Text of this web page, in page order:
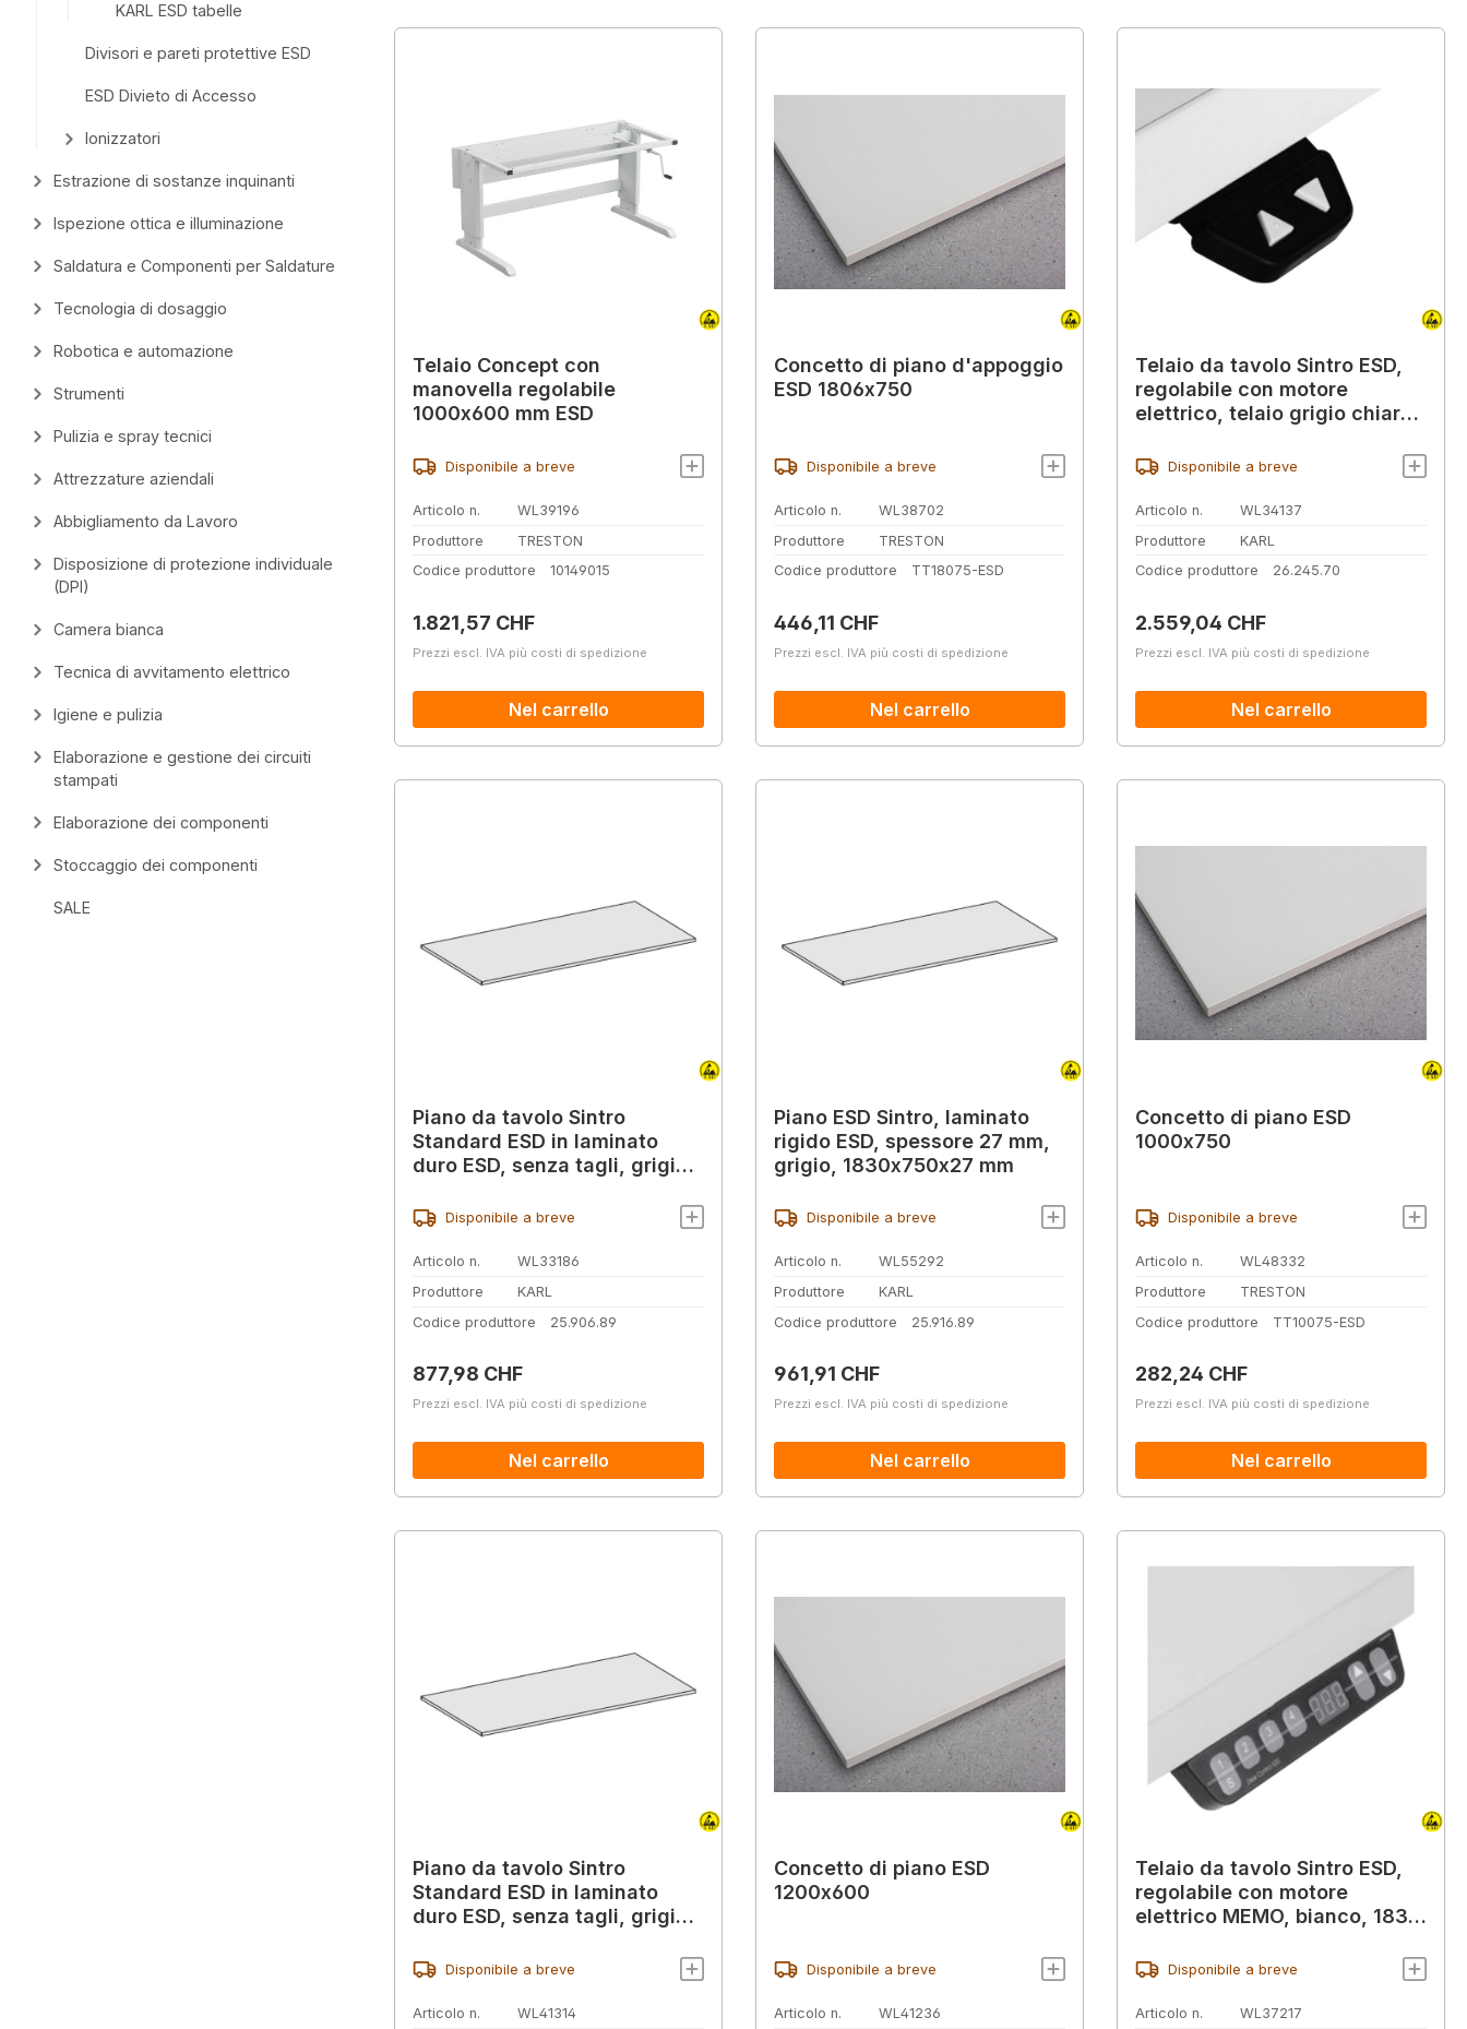
KARL ESD tabelle
Divisori e pareti protettive ESD
ESD Divieto di Accesso
Ionizzatori
Estrazione di sostanze inquinanti
Ispezione ottica e illuminazione
Saldatura e Componenti per Saldature
Tecnologia di dosaggio
Robotica e automazione
Strumenti
Pulizia e spray tecnici
Attrezzature aziendali
Abbigliamento da Lavoro
Disposizione di protezione individuale
(DPI)
Camera bianca
Tecnica di avvitamento elettrico
Igiene e pulizia
Elaborazione e gestione dei circuiti
stampati
Elaborazione dei componenti
Stoccaggio dei componenti
SALE
Telaio Concept con
manovella regolabile
1000x600 mm ESD
Disponibile a breve
Articolo n.
WL39196
Produttore
TRESTON
Codice produttore
10149015
Prezzo normale:
1.821,57 CHF
Prezzi escl. IVA più costi di spedizione
Nel carrello
Concetto di piano d'appoggio
ESD 1806x750
Disponibile a breve
Articolo n.
WL38702
Produttore
TRESTON
Codice produttore
TT18075-ESD
Prezzo normale:
446,11 CHF
Prezzi escl. IVA più costi di spedizione
Nel carrello
Telaio da tavolo Sintro ESD,
regolabile con motore
elettrico, telaio grigio chiaro,
Disponibile a breve
Articolo n.
WL34137
Produttore
KARL
Codice produttore
26.245.70
Prezzo normale:
2.559,04 CHF
Prezzi escl. IVA più costi di spedizione
Nel carrello
Piano da tavolo Sintro
Standard ESD in laminato
duro ESD, senza tagli, grigio
Disponibile a breve
Articolo n.
WL33186
Produttore
KARL
Codice produttore
25.906.89
Prezzo normale:
877,98 CHF
Prezzi escl. IVA più costi di spedizione
Nel carrello
Piano ESD Sintro, laminato
rigido ESD, spessore 27 mm,
grigio, 1830x750x27 mm
Disponibile a breve
Articolo n.
WL55292
Produttore
KARL
Codice produttore
25.916.89
Prezzo normale:
961,91 CHF
Prezzi escl. IVA più costi di spedizione
Nel carrello
Concetto di piano ESD
1000x750
Disponibile a breve
Articolo n.
WL48332
Produttore
TRESTON
Codice produttore
TT10075-ESD
Prezzo normale:
282,24 CHF
Prezzi escl. IVA più costi di spedizione
Nel carrello
Piano da tavolo Sintro
Standard ESD in laminato
duro ESD, senza tagli, grigio
Disponibile a breve
Articolo n. WL41314
Concetto di piano ESD
1200x600
Disponibile a breve
Articolo n. WL41236
Telaio da tavolo Sintro ESD,
regolabile con motore
elettrico MEMO, bianco, 1830
Disponibile a breve
Articolo n. WL37217